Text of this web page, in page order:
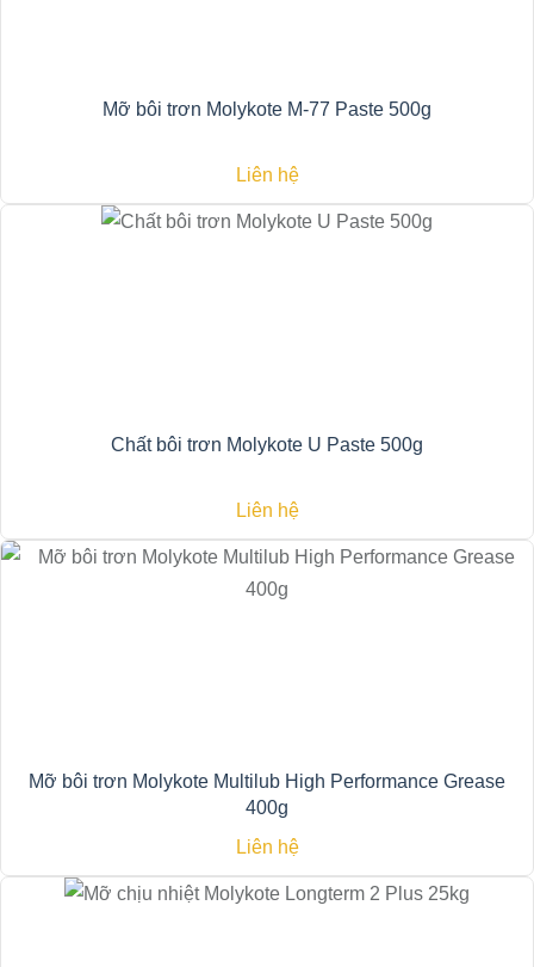
Mỡ bôi trơn Molykote M-77 Paste 500g
Liên hệ
Chất bôi trơn Molykote U Paste 500g
Liên hệ
Mỡ bôi trơn Molykote Multilub High Performance Grease
400g
Liên hệ